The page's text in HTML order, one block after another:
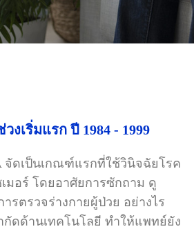
งเริ่มแรก ปี 1984 - 1999
จัดเป็นเกณฑ์แรกที่ใช้วินิจฉัยโรค
มอร์ โดยอาศัยการซักถาม ดู
รตรวจร่างกายผู้ป่วย อย่างไร
กัดด้านเทคโนโลยี ทำให้แพทย์ยัง